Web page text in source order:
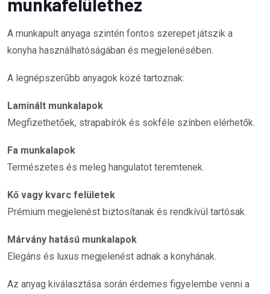
A munkapult anyaga szintén fontos szerepet játszik a
konyha használhatóságában és megjelenésében.
A legnépszerűbb anyagok közé tartoznak:
Laminált munkalapok
Megfizethetőek, strapabírók és sokféle színben elérhetők.
Fa munkalapok
Természetes és meleg hangulatot teremtenek.
Kő vagy kvarc felületek
Prémium megjelenést biztosítanak és rendkívül tartósak.
Márvány hatású munkalapok
Elegáns és luxus megjelenést adnak a konyhának.
Az anyag kiválasztása során érdemes figyelembe venni a